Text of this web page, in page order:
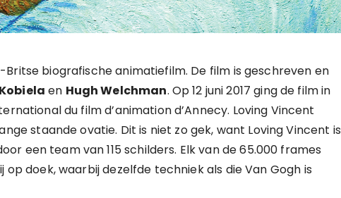
Britse biografische animatiefilm. De film is geschreven en
en Hugh Welchman. Op 12 juni 2017 ging de film in
du film d’animation d’Annecy. Loving Vincent
staande ovatie. Dit is niet zo gek, want Loving Vincent is
een team van 115 schilders. Elk van de 65.000 frames
doek, waarbij dezelfde techniek als die Van Gogh is